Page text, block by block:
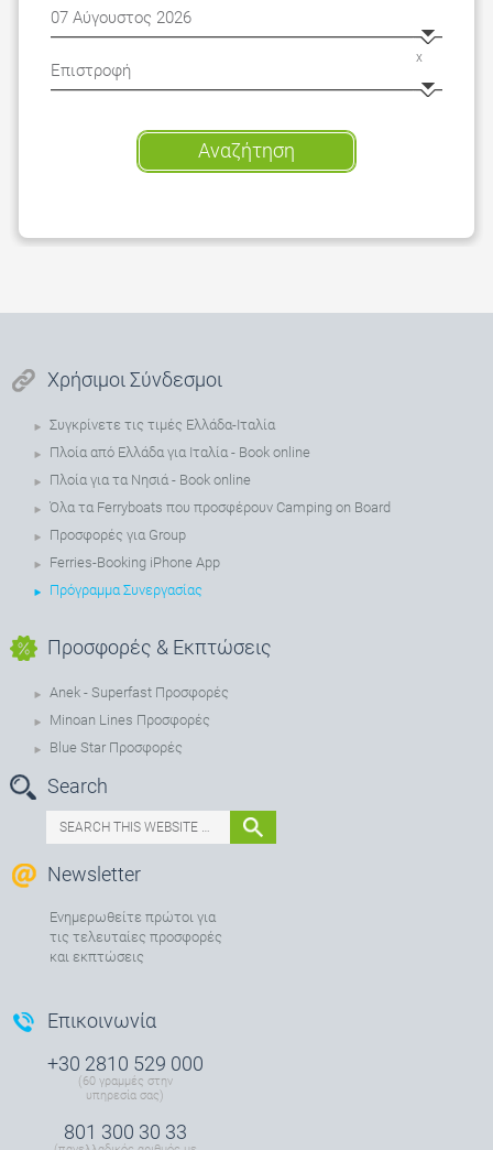
x
Αναζήτηση
Χρήσιμοι Σύνδεσμοι
Συγκρίνετε τις τιμές Ελλάδα-Ιταλία
Πλοία από Ελλάδα για Ιταλία - Book online
Πλοία για τα Νησιά - Book online
Όλα τα Ferryboats που προσφέρουν Camping on Board
Προσφορές για Group
Ferries-Booking iPhone App
Πρόγραμμα Συνεργασίας
Προσφορές & Εκπτώσεις
Anek - Superfast Προσφορές
Minoan Lines Προσφορές
Blue Star Προσφορές
Search
Newsletter
Ενημερωθείτε πρώτοι για
τις τελευταίες προσφορές
και εκπτώσεις
Επικοινωνία
+30 2810 529 000
(60 γραμμές στην
υπηρεσία σας)
801 300 30 33